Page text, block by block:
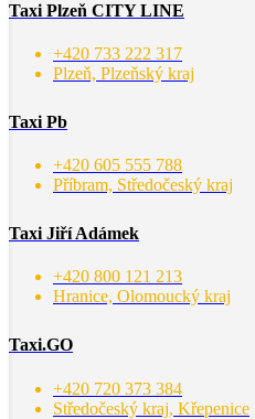
Taxi Plzeň CITY LINE
+420 733 222 317
Plzeň, Plzeňský kraj
Taxi Pb
+420 605 555 788
Příbram, Středočeský kraj
Taxi Jiří Adámek
+420 800 121 213
Hranice, Olomoucký kraj
Taxi.GO
+420 720 373 384
Středočeský kraj, Křepenice